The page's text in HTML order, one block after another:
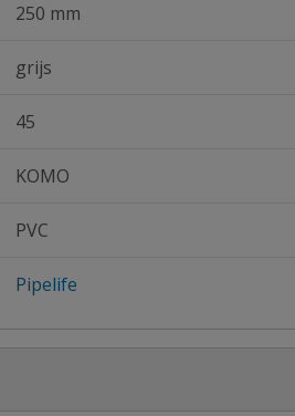
250 mm
grijs
45
KOMO
PVC
Pipelife